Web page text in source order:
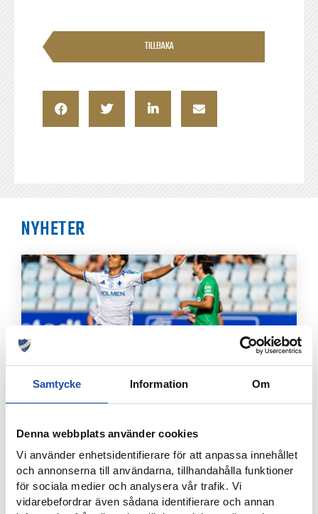
Samtycke Information Om
Denna webbplats använder cookies
Vi använder enhetsidentifierare för att anpassa innehållet
och annonserna till användarna, tillhandahålla funktioner
för sociala medier och analysera vår trafik. Vi
vidarebefordrar även sådana identifierare och annan
TILLBAKA
NYHETER
NOELS STORA SHOW I 3-0-SEGERN – “OTROLIG KÄNSLA
MED VÅRA FANS”